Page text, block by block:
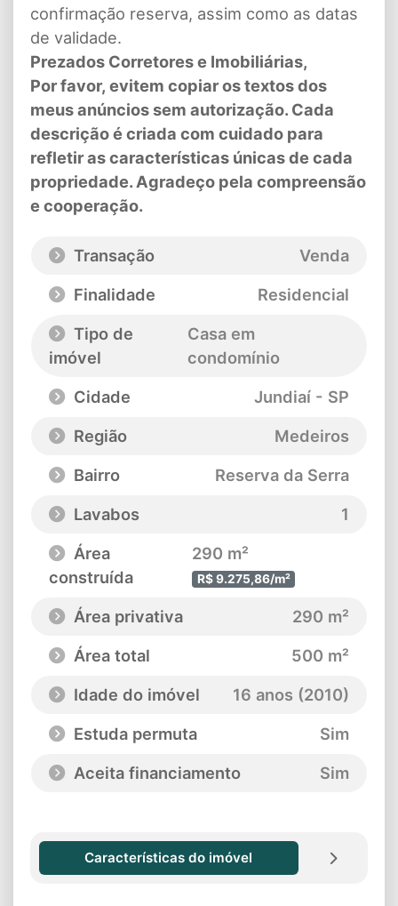
confirmação reserva, assim como as datas
de validade.
Prezados Corretores e Imobiliárias,
Por favor, evitem copiar os textos dos
meus anúncios sem autorização. Cada
descrição é criada com cuidado para
refletir as características únicas de cada
propriedade. Agradeço pela compreensão
e cooperação.
Transação
Venda
Finalidade
Residencial
Tipo de
imóvel
Casa em
condomínio
Cidade
Jundiaí - SP
Região
Medeiros
Bairro
Reserva da Serra
Lavabos
1
Área
construída
290 m²
R$ 9.275,86/m²
Área privativa
290 m²
Área total
500 m²
Idade do imóvel
16 anos (2010)
Estuda permuta
Sim
Aceita financiamento
Sim
Características do imóvel